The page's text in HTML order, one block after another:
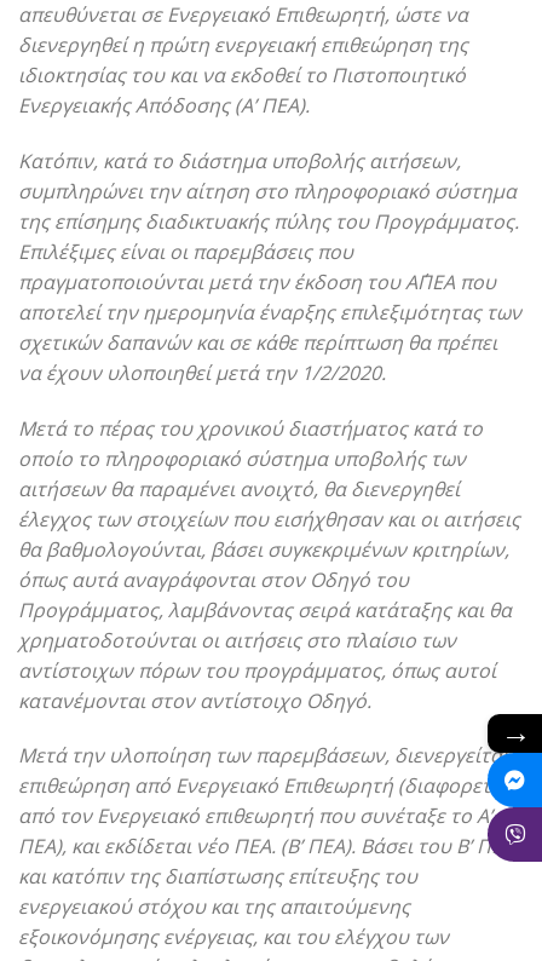
απευθύνεται σε Ενεργειακό Επιθεωρητή, ώστε να
διενεργηθεί η πρώτη ενεργειακή επιθεώρηση της
ιδιοκτησίας του και να εκδοθεί το Πιστοποιητικό
Ενεργειακής Απόδοσης (Α’ ΠΕΑ).
Κατόπιν, κατά το διάστημα υποβολής αιτήσεων,
συμπληρώνει την αίτηση στο πληροφοριακό σύστημα
της επίσημης διαδικτυακής πύλης του Προγράμματος.
Επιλέξιμες είναι οι παρεμβάσεις που
πραγματοποιούνται μετά την έκδοση του Α΄ΠΕΑ που
αποτελεί την ημερομηνία έναρξης επιλεξιμότητας των
σχετικών δαπανών και σε κάθε περίπτωση θα πρέπει
να έχουν υλοποιηθεί μετά την 1/2/2020.
Μετά το πέρας του χρονικού διαστήματος κατά το
οποίο το πληροφοριακό σύστημα υποβολής των
αιτήσεων θα παραμένει ανοιχτό, θα διενεργηθεί
έλεγχος των στοιχείων που εισήχθησαν και οι αιτήσεις
θα βαθμολογούνται, βάσει συγκεκριμένων κριτηρίων,
όπως αυτά αναγράφονται στον Οδηγό του
Προγράμματος, λαμβάνοντας σειρά κατάταξης και θα
χρηματοδοτούνται οι αιτήσεις στο πλαίσιο των
αντίστοιχων πόρων του προγράμματος, όπως αυτοί
κατανέμονται στον αντίστοιχο Οδηγό.
Μετά την υλοποίηση των παρεμβάσεων, διενεργείται
επιθεώρηση από Ενεργειακό Επιθεωρητή (διαφορετικό
από τον Ενεργειακό επιθεωρητή που συνέταξε το Α’
ΠΕΑ), και εκδίδεται νέο ΠΕΑ. (Β’ ΠΕΑ). Βάσει του Β’ ΠΕΑ
και κατόπιν της διαπίστωσης επίτευξης του
ενεργειακού στόχου και της απαιτούμενης
εξοικονόμησης ενέργειας, και του ελέγχου των
→